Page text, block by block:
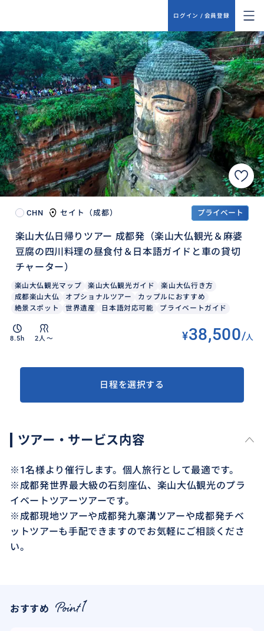
ログイン / 会員登録
CHN セイト（成都） プライベート
楽山大仏日帰りツアー 成都発（楽山大仏観光＆麻婆
豆腐の四川料理の昼食付＆日本語ガイドと車の貸切
チャーター）
楽山大仏観光マップ 楽山大仏観光ガイド
楽山大仏行き方
成都楽山大仏
オプショナルツアー
カップルにおすすめ
絶景スポット
世界遺産 日本語対応可能 プライベートガイド
8.5h 2人〜 ¥38,500/人
日程を選択する
ツアー・サービス内容
※1名様より催行します。個人旅行として最適です。
※成都発世界最大級の石刻座仏、楽山大仏観光のプラ
イベートツアーツアーです。
※成都現地ツアーや成都発九寨溝ツアーや成都発チベ
ットツアーも手配できますのでお気軽にご相談くださ
い。
おすすめ